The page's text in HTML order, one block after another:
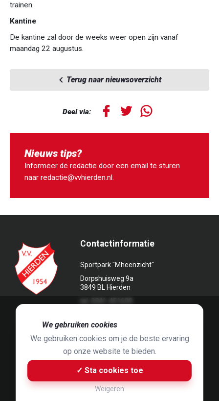
trainen.
Kantine
De kantine zal door de weeks weer open zijn vanaf
maandag 22 augustus.
Terug naar nieuwsoverzicht
Deel via:
Nieuws tips?
Informeer de redactie door een email te sturen
naar redactie@vvhierden.nl.
Contactinformatie
Sportpark "Mheenzicht"
Dorpshuisweg 9a
3849 BL Hierden
Jaap Hop & ontwerpen door
Built byBluey B.V.& Jelle de Haan
We gebruiken cookies
We gebruiken cookies om je de beste ervaring
op onze website te bieden.
✓ Sta cookies toe
Weigeren